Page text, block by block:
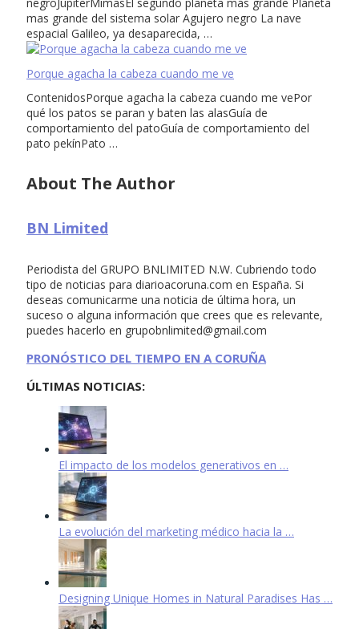
mas grande del sistema solar Agujero negro La nave
espacial Galileo, ya desaparecida, …
Porque agacha la cabeza cuando me ve
ContenidosPorque agacha la cabeza cuando me vePor
qué los patos se paran y baten las alasGuía de
comportamiento del patoGuía de comportamiento del
pato pekínPato …
About The Author
BN Limited
Periodista del GRUPO BNLIMITED N.W. Cubriendo todo
tipo de noticias para diarioacoruna.com en España. Si
deseas comunicarme una noticia de última hora, un
suceso o alguna información que crees que es relevante,
puedes hacerlo en grupobnlimited@gmail.com
PRONÓSTICO DEL TIEMPO EN A CORUÑA
ÚLTIMAS NOTICIAS:
El impacto de los modelos generativos en …
La evolución del marketing médico hacia la …
Designing Unique Homes in Natural Paradises Has …